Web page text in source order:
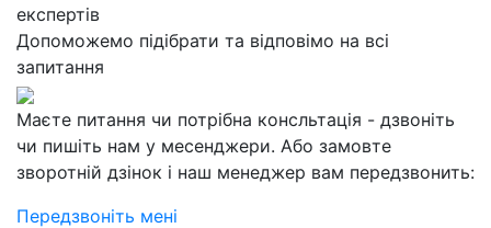
експертів
Допоможемо підібрати та відповімо на всі
запитання
Маєте питання чи потрібна консльтація - дзвоніть
чи пишіть нам у месенджери. Або замовте
зворотній дзінок і наш менеджер вам передзвонить:
Передзвоніть мені